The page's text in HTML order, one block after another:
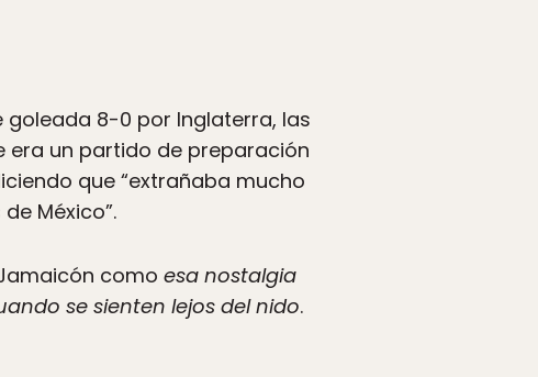
goleada 8-0 por Inglaterra, las
era un partido de preparación
que “extrañaba mucho
México”.
como esa nostalgia
se sienten lejos del nido.